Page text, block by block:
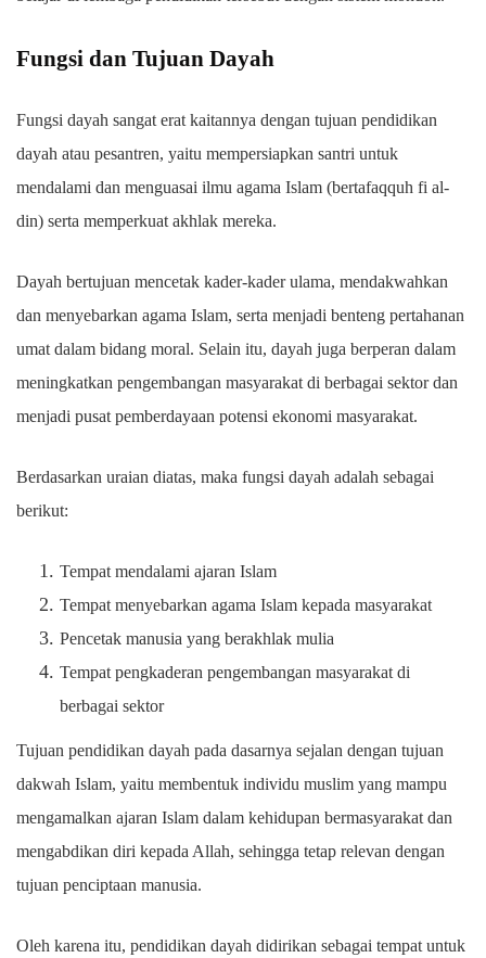
Fungsi dan Tujuan Dayah
Fungsi dayah sangat erat kaitannya dengan tujuan pendidikan
dayah atau pesantren, yaitu mempersiapkan santri untuk
mendalami dan menguasai ilmu agama Islam (bertafaqquh fi al-
din) serta memperkuat akhlak mereka.
Dayah bertujuan mencetak kader-kader ulama, mendakwahkan
dan menyebarkan agama Islam, serta menjadi benteng pertahanan
umat dalam bidang moral. Selain itu, dayah juga berperan dalam
meningkatkan pengembangan masyarakat di berbagai sektor dan
menjadi pusat pemberdayaan potensi ekonomi masyarakat.
Berdasarkan uraian diatas, maka fungsi dayah adalah sebagai
berikut:
Tempat mendalami ajaran Islam
Tempat menyebarkan agama Islam kepada masyarakat
Pencetak manusia yang berakhlak mulia
Tempat pengkaderan pengembangan masyarakat di
berbagai sektor
Tujuan pendidikan dayah pada dasarnya sejalan dengan tujuan
dakwah Islam, yaitu membentuk individu muslim yang mampu
mengamalkan ajaran Islam dalam kehidupan bermasyarakat dan
mengabdikan diri kepada Allah, sehingga tetap relevan dengan
tujuan penciptaan manusia.
Oleh karena itu, pendidikan dayah didirikan sebagai tempat untuk